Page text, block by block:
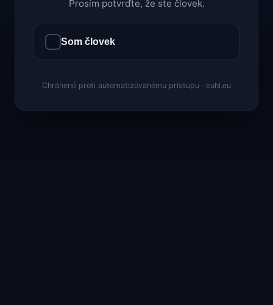
Prosím potvrďte, že ste človek.
Som človek
Chránené proti automatizovanému prístupu · euhl.eu